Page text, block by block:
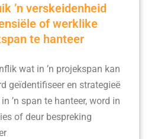
’n verskeidenheid
of werklike
te hanteer
wat in ’n projekspan kan
geïdentifiseer en strategieë
’n span te hanteer, word in
of deur bespreking